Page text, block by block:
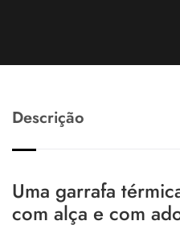
Descrição
Uma garrafa
com alça e com